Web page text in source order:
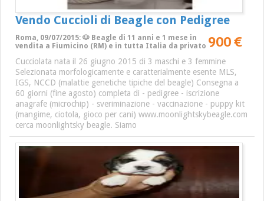
Vendo Cuccioli di Beagle con Pedigree
900 €
Roma, 09/07/2015: 🐶 Beagle di 11 anni e 1 mese in
vendita a Fiumicino (RM) e in tutta Italia da privato
Cucciolata nata il 26 giugno 2015 di 3 maschi e 3 femmine
Selezionata morfologicamente e caratterialmente esente MLS,
IGS, NCCD (malattie genetiche tipiche del beagle) Consegna a
60 giorni (fine agosto) completa di - pedigree - iscrizione
anagrafe (microchip) - sveriminazione - vaccinazione - puppy kit
(mangime, ciotola, gioco per cani) www.moonlightskybeagle.com
cerca moonlightsky beagle. Siamo